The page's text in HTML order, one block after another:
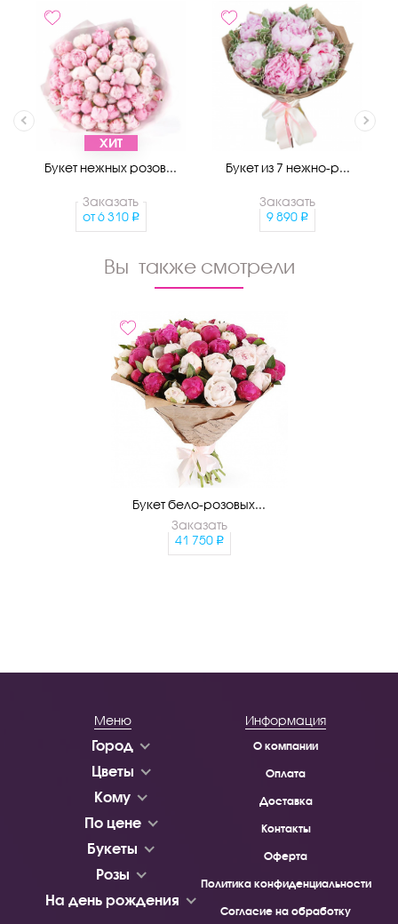
ХИТ
Букет нежных розов...
Заказать
от 6 310
Букет из 7 нежно-р...
Заказать
9 890
Вы также смотрели
Букет бело-розовых...
Заказать
41 750
Меню
Город
Цветы
Кому
По цене
Букеты
Розы
На день рождения
Информация
О компании
Оплата
Доставка
Контакты
Оферта
Политика конфиденциальности
Согласие на обработку